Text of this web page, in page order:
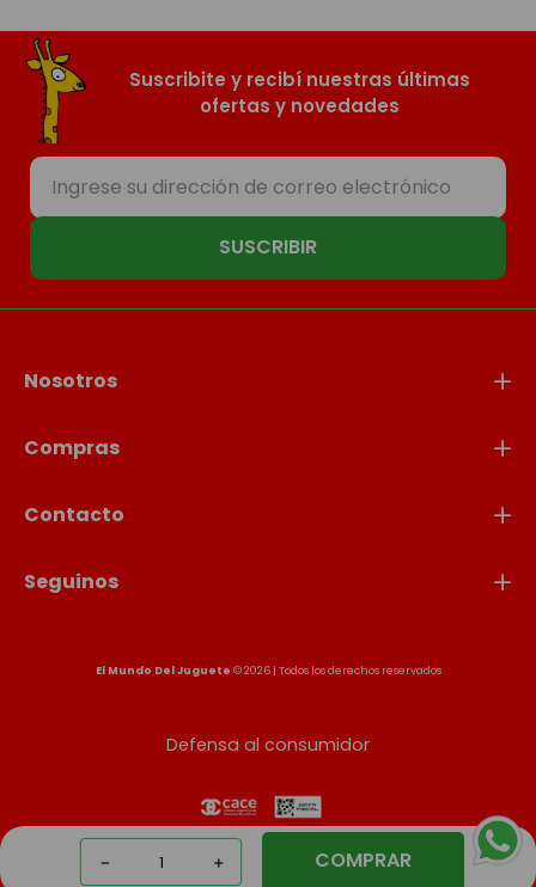
＋
－ COMPRAR
Suscribite y recibí nuestras últimas
ofertas y novedades
SUSCRIBIR
Nosotros
Compras
Contacto
Seguinos
El Mundo Del Juguete © 2026 | Todos los derechos reservados
Defensa al consumidor